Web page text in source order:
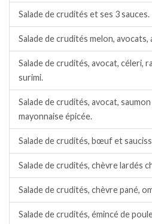
Salade de crudités et ses 3 sauces.
Salade de crudités melon, avocats,
Salade de crudités, avocat, céleri,
surimi.
Salade de crudités, avocat,
mayonnaise épicée.
Salade de crudités, bœuf et
Salade de crudités, chèvre lardés
Salade de crudités, chèvre pané,
Salade de crudités, émincé de